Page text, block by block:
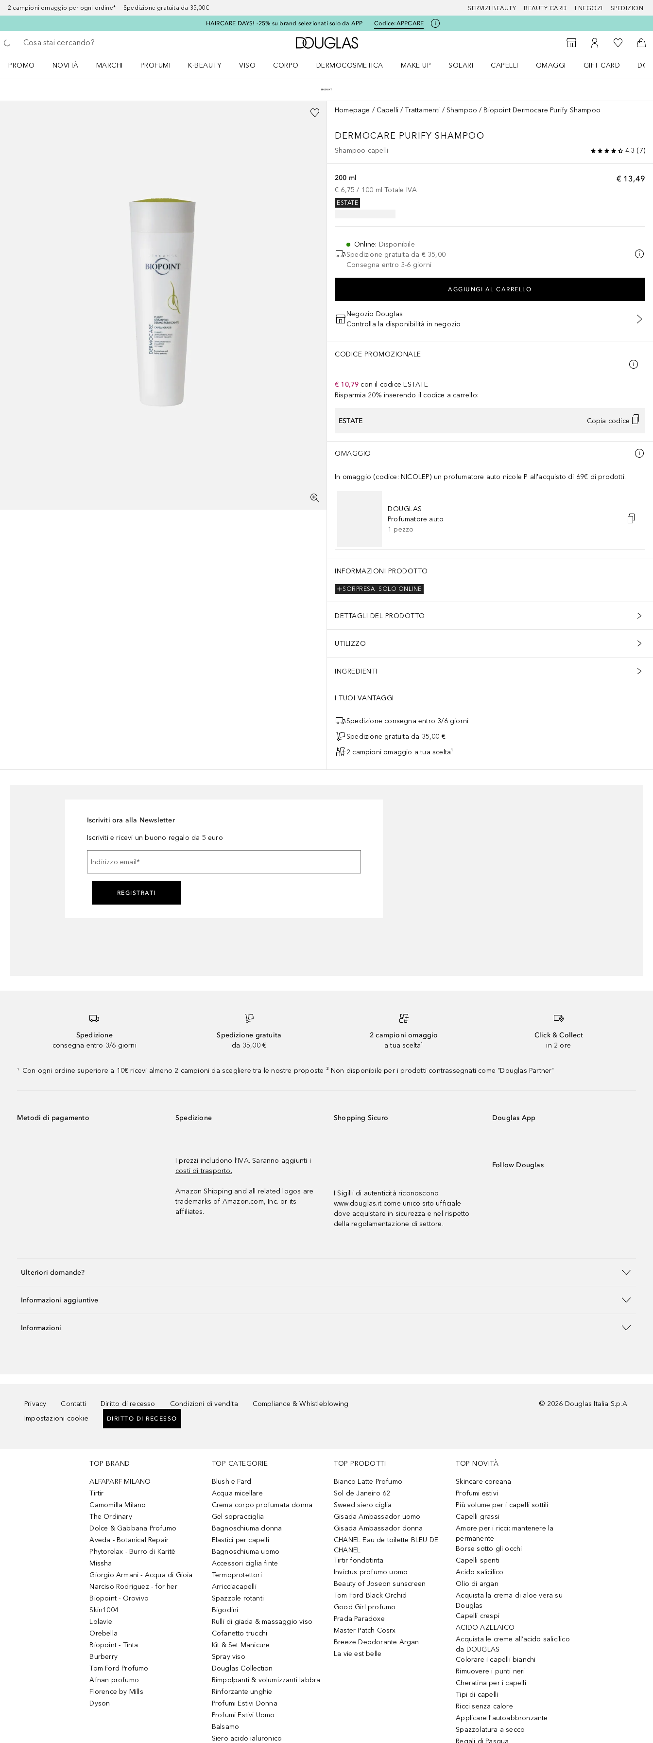
2 campioni omaggio per ogni ordine* Spedizione gratuita da 35,00€ SERVIZI BEAUTY BEAUTY CARD I NEGOZI SPEDIZIONI
HAIRCARE DAYS! -25% su brand selezionati solo da APP Codice:APPCARE
Torna indietro
Esegui ricerca
A Douglas Home
StorefinderAl Mio Account
Alla Mia
Al
PROMO
NOVITÀ
MARCHI
PROFUMI
K-BEAUTY
VISO
CORPO
DERMOCOSMETICA
MAKE UP
SOLARI
CAPELLI
OMAGGI
GIFT CARD
Homepage Capelli Trattamenti Shampoo Biopoint Dermocare Purify Shampoo
DERMOCARE PURIFY SHAMPOO
Shampoo capelli 4.3 (7)
€ 13,49
200 ml
€ 6,75 / 100 ml Totale IVA
ESTATE
Online: Disponibile
Spedizione gratuita da € 35,00
Consegna entro 3-6 giorni
AGGIUNGI AL CARRELLO
Negozio Douglas
Controlla la disponibilità in negozio
CODICE PROMOZIONALE
€ 10,79 con il codice ESTATE
Risparmia 20% inserendo il codice a carrello:
ESTATE Copia codice
OMAGGIO
In omaggio (codice: NICOLEP) un profumatore auto nicole P all'acquisto di 69€ di prodotti.
DOUGLAS
Profumatore auto
1 pezzo
INFORMAZIONI PRODOTTO
SOLO ONLINE
SORPRESA
DETTAGLI DEL PRODOTTO
UTILIZZO
INGREDIENTI
I TUOI VANTAGGI
Spedizione consegna entro 3/6 giorni
Spedizione gratuita da 35,00 €
2 campioni omaggio a tua scelta¹
Iscriviti ora alla Newsletter
Iscriviti e ricevi un buono regalo da 5 euro
Indirizzo email *
REGISTRATI
Spedizione
consegna entro 3/6 giorni
Spedizione gratuita
da 35,00 €
2 campioni omaggio
a tua scelta¹
Click & Collect
in 2 ore
¹ Con ogni ordine superiore a 10€ ricevi almeno 2 campioni da scegliere tra le nostre proposte ² Non disponibile per i prodotti contrassegnati come "Douglas Partner"
Metodi di pagamento Spedizione
I prezzi includono l’IVA. Saranno aggiunti i
costi di trasporto.
Amazon Shipping and all related logos are
trademarks of Amazon.com, Inc. or its
affiliates.
Shopping Sicuro
I Sigilli di autenticità riconoscono
www.douglas.it come unico sito ufficiale
dove acquistare in sicurezza e nel rispetto
della regolamentazione di settore.
Douglas App
Follow Douglas
Ulteriori domande?
Informazioni aggiuntive
Informazioni
Privacy Contatti Diritto di recesso Condizioni di vendita
Compliance & Whistleblowing
Impostazioni cookie
DIRITTO DI RECESSO
© 2026 Douglas Italia S.p.A.
TOP BRAND
ALFAPARF MILANO
Tirtir
Camomilla Milano
The Ordinary
Dolce & Gabbana Profumo
Aveda - Botanical Repair
Phytorelax - Burro di Karitè
Missha
Giorgio Armani - Acqua di Gioia
Narciso Rodriguez - for her
Biopoint - Orovivo
Skin1004
Lolavie
Orebella
Biopoint - Tinta
Burberry
Tom Ford Profumo
Afnan profumo
Florence by Mills
Dyson
TOP CATEGORIE
Blush e Fard
Acqua micellare
Crema corpo profumata donna
Gel sopracciglia
Bagnoschiuma donna
Elastici per capelli
Bagnoschiuma uomo
Accessori ciglia finte
Termoprotettori
Arricciacapelli
Spazzole rotanti
Bigodini
Rulli di giada & massaggio viso
Cofanetto trucchi
Kit & Set Manicure
Spray viso
Douglas Collection
Rimpolpanti & volumizzanti labbra
Rinforzante unghie
Profumi Estivi Donna
Profumi Estivi Uomo
Balsamo
Siero acido ialuronico
TOP PRODOTTI
Bianco Latte Profumo
Sol de Janeiro 62
Sweed siero ciglia
Gisada Ambassador uomo
Gisada Ambassador donna
CHANEL Eau de toilette BLEU DE
CHANEL
Tirtir fondotinta
Invictus profumo uomo
Beauty of Joseon sunscreen
Tom Ford Black Orchid
Good Girl profumo
Prada Paradoxe
Master Patch Cosrx
Breeze Deodorante Argan
La vie est belle
TOP NOVITÀ
Skincare coreana
Profumi estivi
Più volume per i capelli sottili
Capelli grassi
Amore per i ricci: mantenere la
permanente
Borse sotto gli occhi
Capelli spenti
Acido salicilico
Olio di argan
Acquista la crema di aloe vera su
Douglas
Capelli crespi
ACIDO AZELAICO
Acquista le creme all’acido salicilico
da DOUGLAS
Colorare i capelli bianchi
Rimuovere i punti neri
Cheratina per i capelli
Tipi di capelli
Ricci senza calore
Applicare l'autoabbronzante
Spazzolatura a secco
Regali di Pasqua